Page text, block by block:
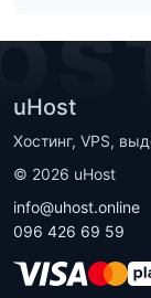
uHost
Хостинг, VPS,
© 2026 uHost
info@uhost.online
096 426 69 59